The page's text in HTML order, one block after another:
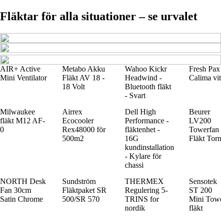
Fläktar för alla situationer – se urvalet
AIR+ Active
Mini Ventilator
Metabo Akku
Fläkt AV 18 -
18 Volt
Wahoo Kickr
Headwind -
Bluetooth fläkt
- Svart
Fresh Pax
Calima vit
Milwaukee
fläkt M12 AF-
0
Airrex
Ecocooler
Rex48000 för
500m2
Dell High
Performance -
fläktenhet -
16G
kundinstallation
- Kylare för
chassi
Beurer
LV200
Towerfan
Fläkt Torn
NORTH Desk
Fan 30cm
Satin Chrome
Sundström
Fläktpaket SR
500/SR 570
THERMEX
Regulering 5-
TRINS for
nordik
Sensotek
ST 200
Mini
fläkt